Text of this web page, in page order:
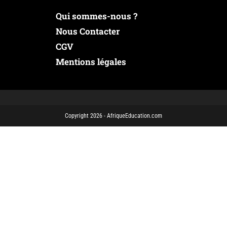
Qui sommes-nous ?
Nous Contacter
CGV
Mentions légales
Copyright 2026 - AfriqueEducation.com